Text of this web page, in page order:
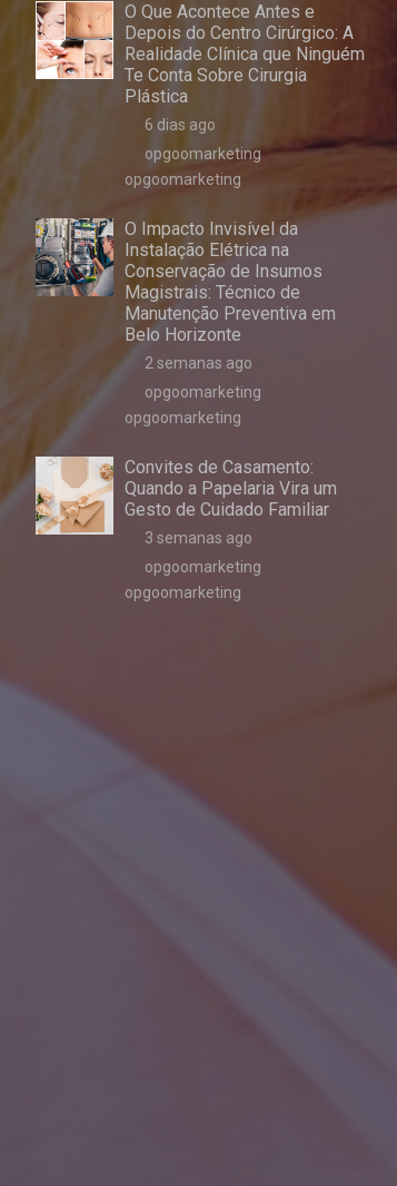
O Que Acontece Antes e
Depois do Centro Cirúrgico: A
Realidade Clínica que Ninguém
Te Conta Sobre Cirurgia
Plástica
6 dias ago
opgoomarketing
opgoomarketing
O Impacto Invisível da
Instalação Elétrica na
Conservação de Insumos
Magistrais: Técnico de
Manutenção Preventiva em
Belo Horizonte
2 semanas ago
opgoomarketing
opgoomarketing
Convites de Casamento:
Quando a Papelaria Vira um
Gesto de Cuidado Familiar
3 semanas ago
opgoomarketing
opgoomarketing